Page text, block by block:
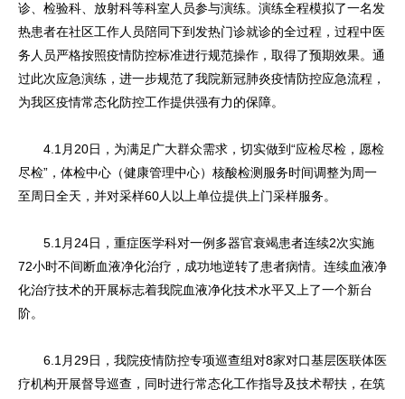
诊、检验科、放射科等科室人员参与演练。演练全程模拟了一名发
热患者在社区工作人员陪同下到发热门诊就诊的全过程，过程中医
务人员严格按照疫情防控标准进行规范操作，取得了预期效果。通
过此次应急演练，进一步规范了我院新冠肺炎疫情防控应急流程，
为我区疫情常态化防控工作提供强有力的保障。
4.1月20日，为满足广大群众需求，切实做到“应检尽检，愿检
尽检”，体检中心（健康管理中心）核酸检测服务时间调整为周一
至周日全天，并对采样60人以上单位提供上门采样服务。
5.1月24日，重症医学科对一例多器官衰竭患者连续2次实施
72小时不间断血液净化治疗，成功地逆转了患者病情。连续血液净
化治疗技术的开展标志着我院血液净化技术水平又上了一个新台
阶。
6.1月29日，我院疫情防控专项巡查组对8家对口基层医联体医
疗机构开展督导巡查，同时进行常态化工作指导及技术帮扶，在筑